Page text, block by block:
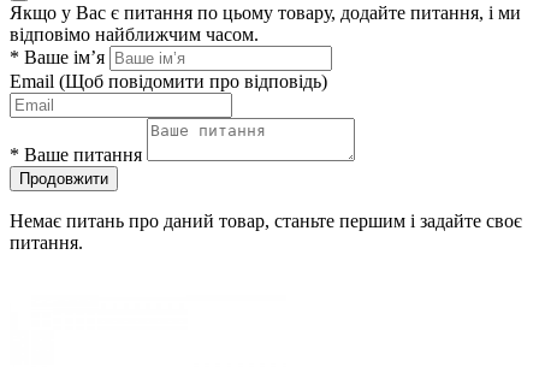
Якщо у Вас є питання по цьому товару, додайте питання, і ми
відповімо найближчим часом.
* Ваше ім’я
Email (Щоб повідомити про відповідь)
* Ваше питання
Продовжити
Немає питань про даний товар, станьте першим і задайте своє
питання.